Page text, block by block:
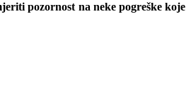
pozornost na neke pogreške koje